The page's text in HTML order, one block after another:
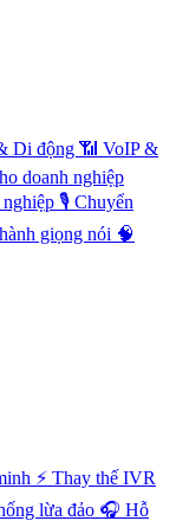
Di động 📶 VoIP &
doanh nghiệp
🎙️ Chuyển
giọng nói 🧠
⚡️ Thay thế IVR
lừa đảo 🎧 Hỗ